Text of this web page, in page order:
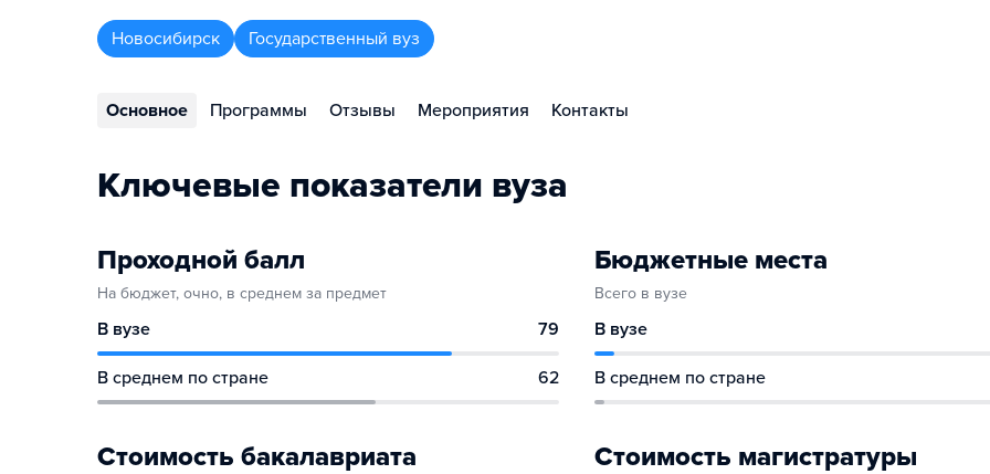
Новосибирск Государственный вуз
Основное Программы Отзывы Мероприятия Контакты
Ключевые показатели вуза
Проходной балл
На бюджет, очно, в среднем за предмет
В вузе 79
В среднем по стране 62
Бюджетные места
Всего в вузе
В вузе
В среднем по стране
Стоимость бакалавриата Стоимость магистратуры